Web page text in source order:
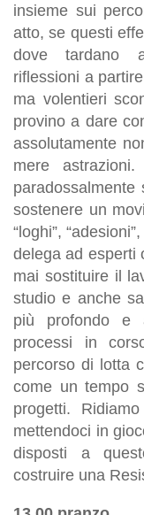
insieme sui
atto, se questi
dove tardano
riflessioni a
ma volentieri
provino a dare
assolutamente
mere
sostenere un
“loghi”,
delega ad esperti
mai sostituire il
studio e anche
più profondo e
processi in
percorso di lotta
come un tempo
progetti.
mettendoci in
disposti a
costruire una